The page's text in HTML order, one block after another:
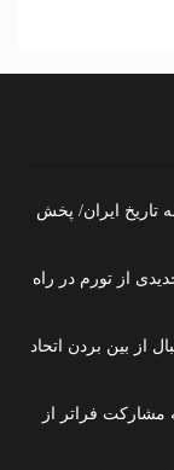
ایران/ پخش
از تورم در راه
از بین بردن اتحاد
مشارکت فراتر از